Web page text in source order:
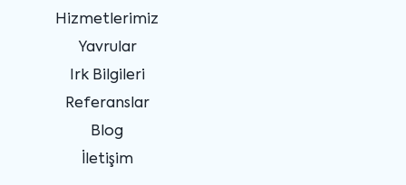
Hizmetlerimiz
Yavrular
Irk Bilgileri
Referanslar
Blog
İletişim